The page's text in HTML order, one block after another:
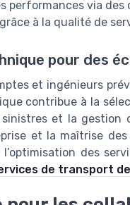
performances via des
à la qualité de
pour des
et ingénieurs
contribue à la
et la gestion
et la maîtrise
des
de transport